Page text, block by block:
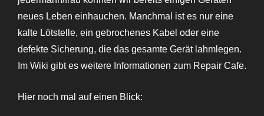
neues Leben einhauchen. Manchmal ist es nur eine
kalte Lötstelle, ein gebrochenes Kabel oder eine
defekte Sicherung, die das gesamte Gerät lahmlegen.
Im Wiki gibt es weitere Informationen zum Repair Cafe.
Hier noch mal auf einen Blick: